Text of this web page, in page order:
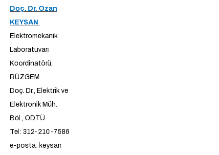
Doç. Dr. Ozan
KEYSAN
Elektromekanik
Laboratuvarı
Koordinatörü,
RÜZGEM
Doç. Dr., Elektrik ve
Elektronik Müh.
Böl., ODTÜ
Tel: 312-210-7586
e-posta: keysan